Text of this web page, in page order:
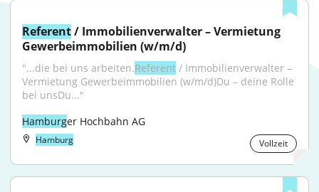
Referent / Immobilienverwalter – Vermietung
Gewerbeimmobilien (w/m/d)
"...die bei uns arbeiten.Referent / Immobilienverwalter –
Vermietung Gewerbeimmobilien (w/m/d)Du – deine Rolle
bei unsDu..."
Hamburger Hochbahn AG
Hamburg Vollzeit